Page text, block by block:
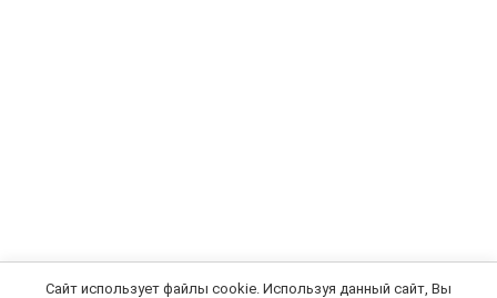
Сайт использует файлы cookie. Используя данный сайт, Вы